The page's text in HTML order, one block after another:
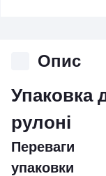
Опис
Упаковка
рулоні
Переваги
упаковки